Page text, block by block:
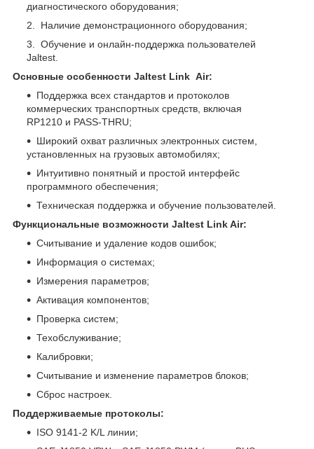
диагностического оборудования;
Наличие демонстрационного оборудования;
Обучение и онлайн-поддержка пользователей
Jaltest.
Основные особенности Jaltest Link Air:
Поддержка всех стандартов и протоколов
коммерческих транспортных средств, включая
RP1210 и PASS-THRU;
Широкий охват различных электронных систем,
установленных на грузовых автомобилях;
Интуитивно понятный и простой интерфейс
программного обеспечения;
Техническая поддержка и обучение пользователей.
Функциональные возможности Jaltest Link Air:
Считывание и удаление кодов ошибок;
Информация о системах;
Измерения параметров;
Активация компонентов;
Проверка систем;
Техобслуживание;
Калибровки;
Считывание и изменение параметров блоков;
Сброс настроек.
Поддерживаемые протоколы:
ISO 9141-2 K/L линии;